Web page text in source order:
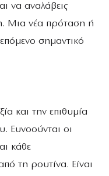
να αναλάβεις
Μια νέα πρόταση ή
σημαντικό
και την επιθυμία
Ευνοούνται οι
κάθε
τη ρουτίνα. Είναι